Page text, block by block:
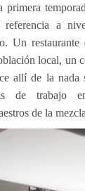
referencia a
Un
local, un
allí de la nada
de trabajo
de la